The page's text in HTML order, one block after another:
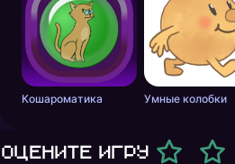
Кошароматика Умные колобки
Оцените игру